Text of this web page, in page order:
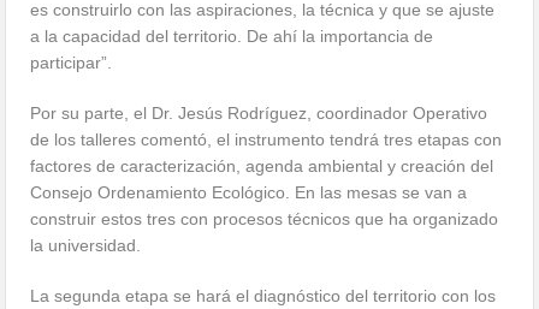
es construirlo con las aspiraciones, la técnica y que se ajuste
a la capacidad del territorio. De ahí la importancia de
participar”.
Por su parte, el Dr. Jesús Rodríguez, coordinador Operativo
de los talleres comentó, el instrumento tendrá tres etapas con
factores de caracterización, agenda ambiental y creación del
Consejo Ordenamiento Ecológico. En las mesas se van a
construir estos tres con procesos técnicos que ha organizado
la universidad.
La segunda etapa se hará el diagnóstico del territorio con los